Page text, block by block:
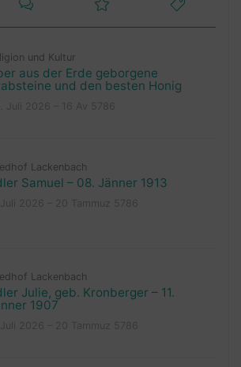
und Kultur
aus der Erde geborgene
und den besten Honig
Lackenbach
Samuel – 08. Jänner 1913
Lackenbach
Julie, geb. Kronberger – 11.
1907